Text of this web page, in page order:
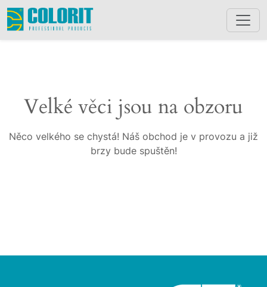
Velké věci jsou na obzoru
Něco velkého se chystá! Náš obchod je v provozu a již
brzy bude spuštěn!